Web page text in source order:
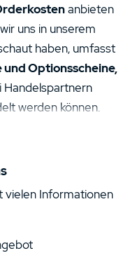
INLAND
SPARPLÄNE
anbieten
uns in unserem
haben, umfasst
und Optionsscheine,
Handelspartnern
werden können.
an Daytrader.
bei dem an der
zur
wir unseren Lesern
vielen Informationen